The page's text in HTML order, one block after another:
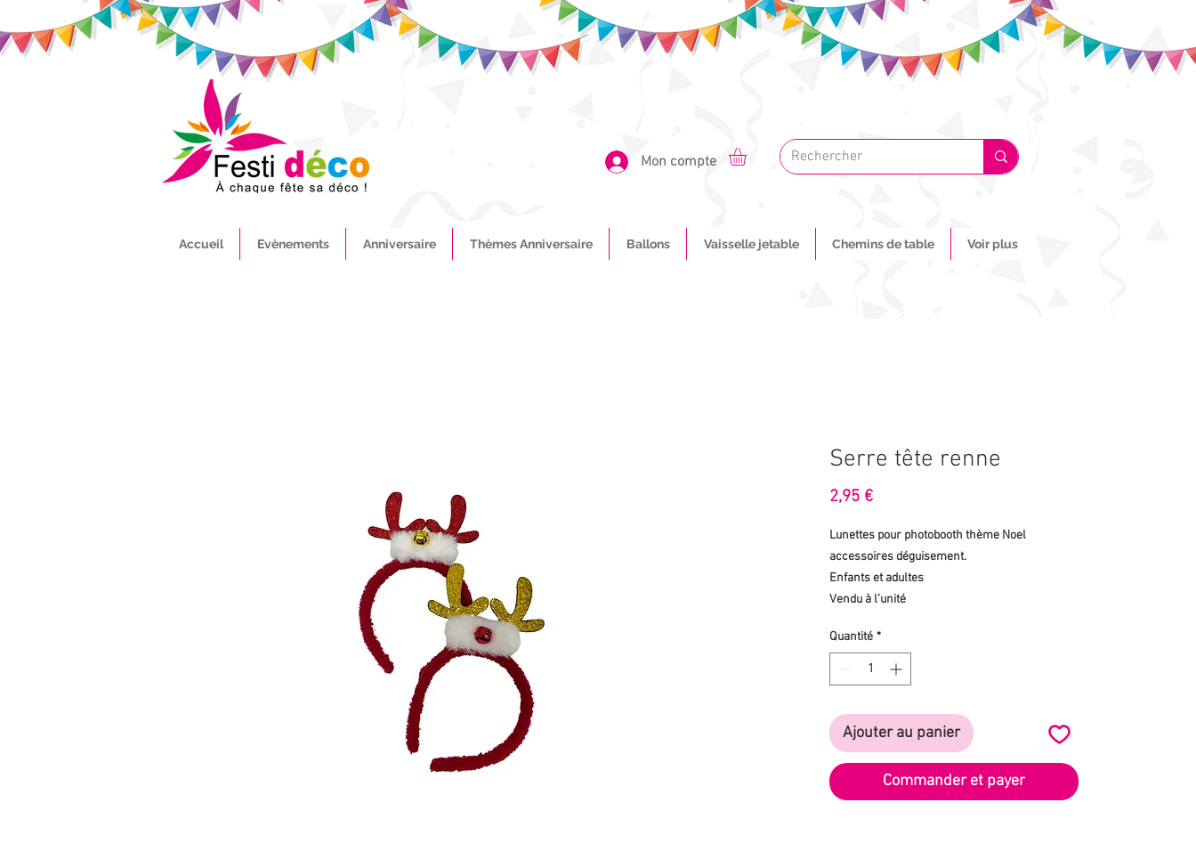
Mon compte
Accueil Evènements Anniversaire Thèmes Anniversaire Ballons Vaisselle jetable Chemins de table Voir plus
Serre tête renne
2,95 €Prix
Lunettes pour photobooth thème Noel
accessoires déguisement.
Enfants et adultes
Vendu à l’unité
Quantité *
Ajouter au panier
Commander et payer